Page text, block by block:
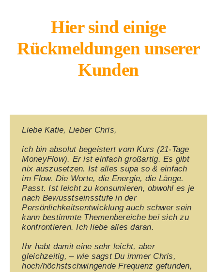
Hier sind einige
Rückmeldungen unserer
Kunden
Liebe Katie, Lieber Chris,
ich bin absolut begeistert vom Kurs (21-Tage
MoneyFlow). Er ist einfach großartig. Es gibt
nix auszusetzen. Ist alles supa so & einfach
im Flow. Die Worte, die Energie, die Länge.
Passt. Ist leicht zu konsumieren, obwohl es je
nach Bewusstseinsstufe in der
Persönlichkeitsentwicklung auch schwer sein
kann bestimmte Themenbereiche bei sich zu
konfrontieren. Ich liebe alles daran.
Ihr habt damit eine sehr leicht, aber
gleichzeitig, – wie sagst Du immer Chris,
hoch/höchstschwingende Frequenz gefunden,